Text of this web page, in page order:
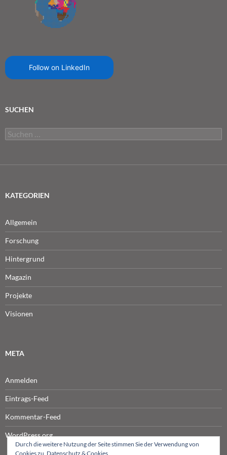
Follow on LinkedIn
SUCHEN
Suchen
nach:
KATEGORIEN
Allgemein
Forschung
Hintergrund
Magazin
Projekte
Visionen
META
Anmelden
Eintrags-Feed
Kommentar-Feed
WordPress.org
Durch die weitere Nutzung der Seite stimmen Sie der Verwendung von
Cookies zu. Datenschutz & Cookies